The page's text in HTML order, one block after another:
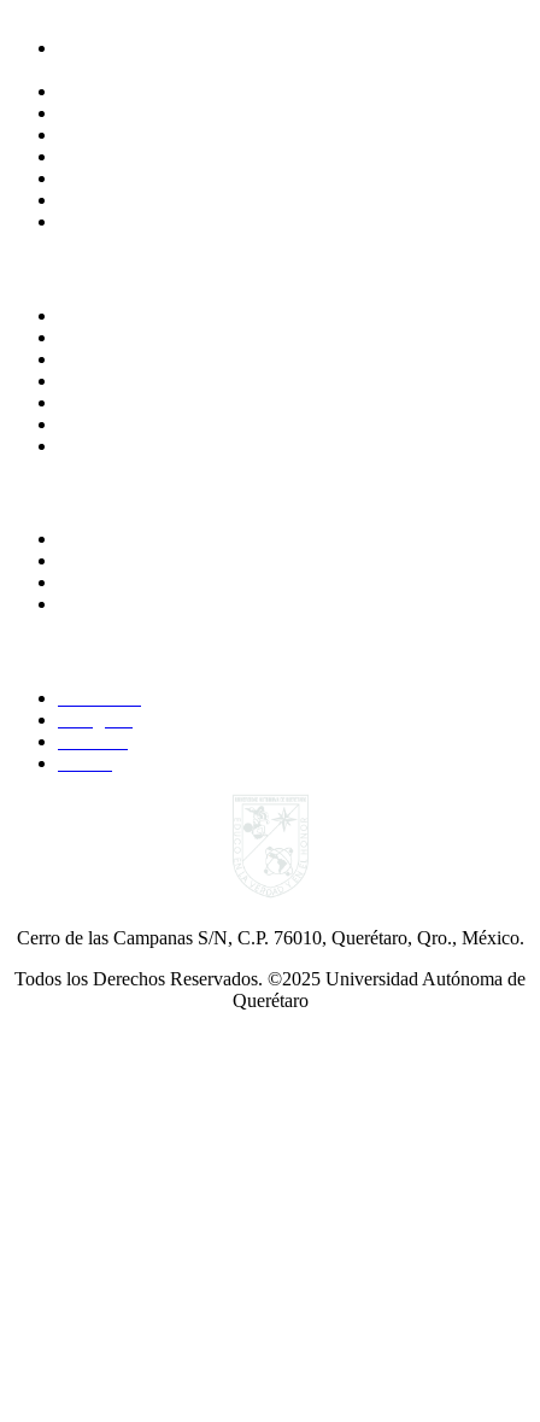
Cerro de las Campanas S/N, C.P. 76010, Querétaro, Qro., México.
Todos los Derechos Reservados. ©2025 Universidad Autónoma de
Querétaro